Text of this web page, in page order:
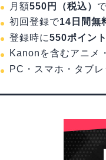
月額550円（税込）
初回登録で14日間無
登録時に550ポイント
Kanonを含むアニメ
PC・スマホ・タブ